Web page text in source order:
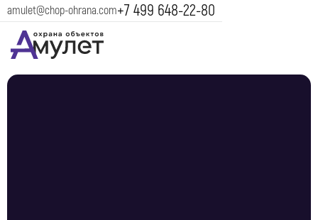
amulet@chop-ohrana.com+7 499 648-22-80